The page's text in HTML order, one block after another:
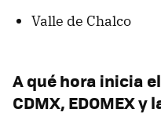
Valle de Chalco
A qué hora inicia
CDMX, EDOMEX